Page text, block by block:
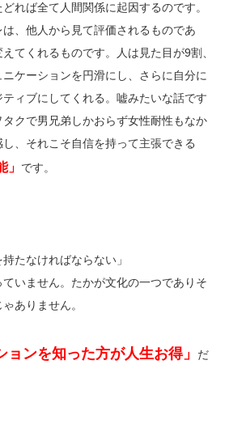
れば全て人間関係に起因するのです。
、他人から見て評価されるものであ
てくれるものです。人は見た目が9割、
ケーションを円滑にし、さらに自分に
ィブにしてくれる。嘘みたいな話です
クで男兄弟しかおらず女性耐性もなか
、それこそ自信を持って主張できる
」 です。
たなければならない」
いません。たかが文化の一つでありそ
ありません。
ョンを知った方が人生お得」
だ